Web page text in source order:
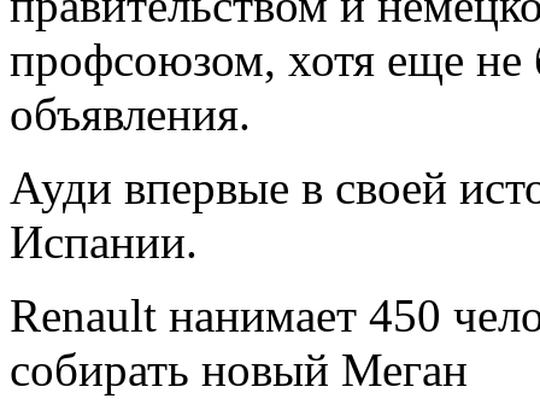
профсоюзом, хотя еще
объявления.
Ауди впервые в своей
Испании.
Renault нанимает 450
собирать новый Меган